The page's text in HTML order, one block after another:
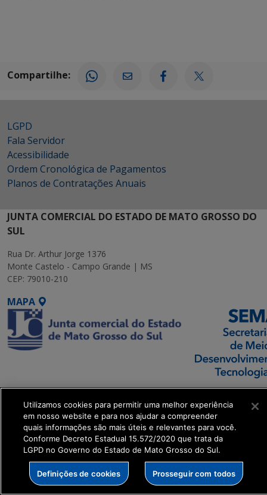
Compartilhe:
LGPD
Fala Servidor
Acessibilidade
Ordem Cronológica de Pagamentos
Planos de Contratações Anuais
JUNTA COMERCIAL DO ESTADO DE MATO GROSSO DO
SUL
Rua Dr. Arthur Jorge 1376
Monte Castelo - Campo Grande | MS
CEP: 79010-210
MAPA
Executiva de
Transformação Digital
get_footer();
Utilizamos cookies para permitir uma melhor experiência
em nosso website e para nos ajudar a compreender
quais informações são mais úteis e relevantes para você.
Conforme Decreto Estadual 15.572/2020 que trata da
LGPD no Governo do Estado de Mato Grosso do Sul.
Definições de cookies Prosseguir com todos